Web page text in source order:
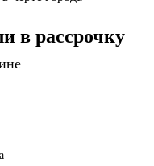
в рассрочку